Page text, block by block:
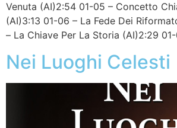
Venuta (AI)2:54 01-05 – Concetto
(AI)3:13 01-06 – La Fede Dei
– La Chiave Per La Storia (AI)2:29
Nei Luoghi Celesti